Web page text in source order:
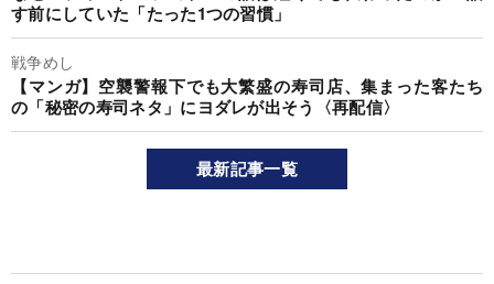
す前にしていた「たった1つの習慣」
戦争めし
【マンガ】空襲警報下でも大繁盛の寿司店、集まった客たち
の「秘密の寿司ネタ」にヨダレが出そう〈再配信〉
最新記事一覧